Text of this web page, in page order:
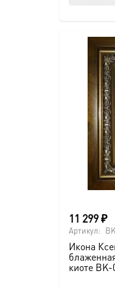
11 299₽
Артикул:
Икона
киоте BK-